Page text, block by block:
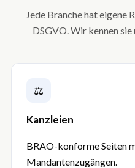
Jede Branche hat eigene
DSGVO. Wir kennen
⚖
Kanzleien
BRAO-konforme Seiten
Mandanten­zugängen.